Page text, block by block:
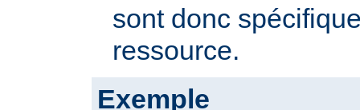
sont donc
ressource.
Exemple